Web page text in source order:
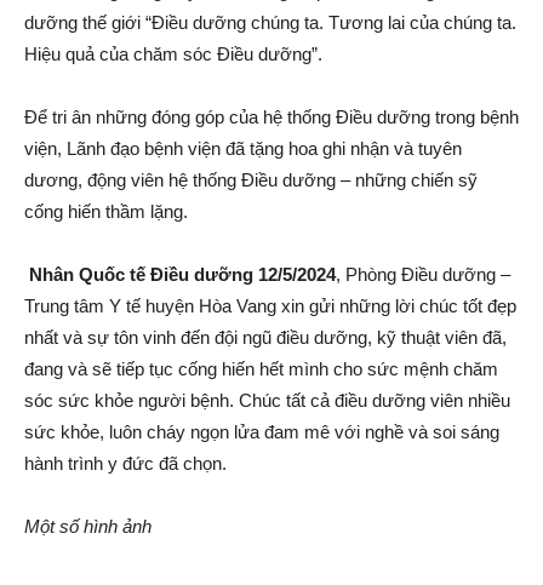
dưỡng thế giới “Điều dưỡng chúng ta. Tương lai của chúng ta.
Hiệu quả của chăm sóc Điều dưỡng”.
Để tri ân những đóng góp của hệ thống Điều dưỡng trong bệnh
viện, Lãnh đạo bệnh viện đã tặng hoa ghi nhận và tuyên
dương, động viên hệ thống Điều dưỡng – những chiến sỹ
cống hiến thầm lặng.
Nhân Quốc tế Điều dưỡng 12/5/2024, Phòng Điều dưỡng –
Trung tâm Y tế huyện Hòa Vang xin gửi những lời chúc tốt đẹp
nhất và sự tôn vinh đến đội ngũ điều dưỡng, kỹ thuật viên đã,
đang và sẽ tiếp tục cống hiến hết mình cho sức mệnh chăm
sóc sức khỏe người bệnh. Chúc tất cả điều dưỡng viên nhiều
sức khỏe, luôn cháy ngọn lửa đam mê với nghề và soi sáng
hành trình y đức đã chọn.
Một số hình ảnh